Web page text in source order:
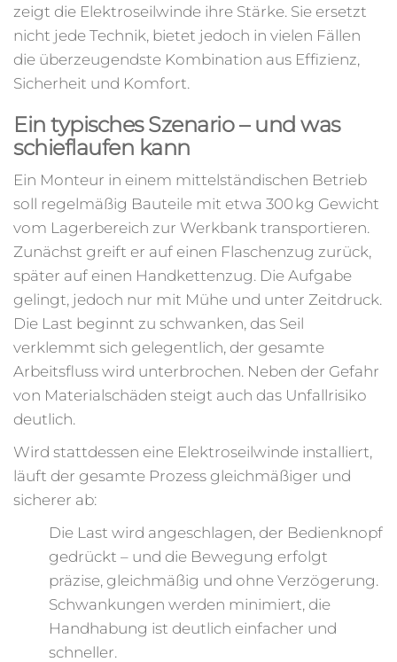
zeigt die Elektroseilwinde ihre Stärke. Sie ersetzt
nicht jede Technik, bietet jedoch in vielen Fällen
die überzeugendste Kombination aus Effizienz,
Sicherheit und Komfort.
Ein typisches Szenario – und was
schieflaufen kann
Ein Monteur in einem mittelständischen Betrieb
soll regelmäßig Bauteile mit etwa 300 kg Gewicht
vom Lagerbereich zur Werkbank transportieren.
Zunächst greift er auf einen Flaschenzug zurück,
später auf einen Handkettenzug. Die Aufgabe
gelingt, jedoch nur mit Mühe und unter Zeitdruck.
Die Last beginnt zu schwanken, das Seil
verklemmt sich gelegentlich, der gesamte
Arbeitsfluss wird unterbrochen. Neben der Gefahr
von Materialschäden steigt auch das Unfallrisiko
deutlich.
Wird stattdessen eine Elektroseilwinde installiert,
läuft der gesamte Prozess gleichmäßiger und
sicherer ab:
Die Last wird angeschlagen, der Bedienknopf
gedrückt – und die Bewegung erfolgt
präzise, gleichmäßig und ohne Verzögerung.
Schwankungen werden minimiert, die
Handhabung ist deutlich einfacher und
schneller.